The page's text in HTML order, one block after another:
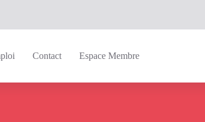
Contact Espace Membre